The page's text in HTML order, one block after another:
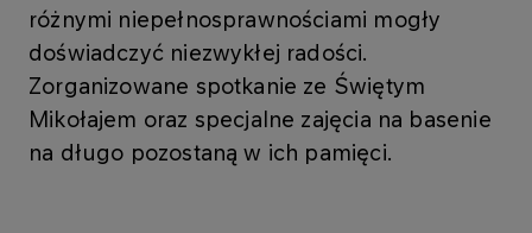
różnymi niepełnosprawnościami mogły
doświadczyć niezwykłej radości.
Zorganizowane spotkanie ze Świętym
Mikołajem oraz specjalne zajęcia na basenie
na długo pozostaną w ich pamięci.